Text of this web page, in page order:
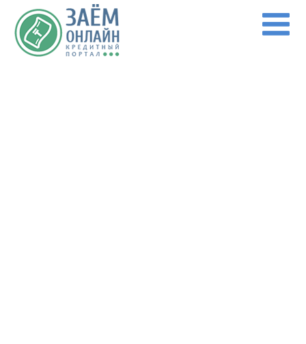
Перейти к основному содержанию